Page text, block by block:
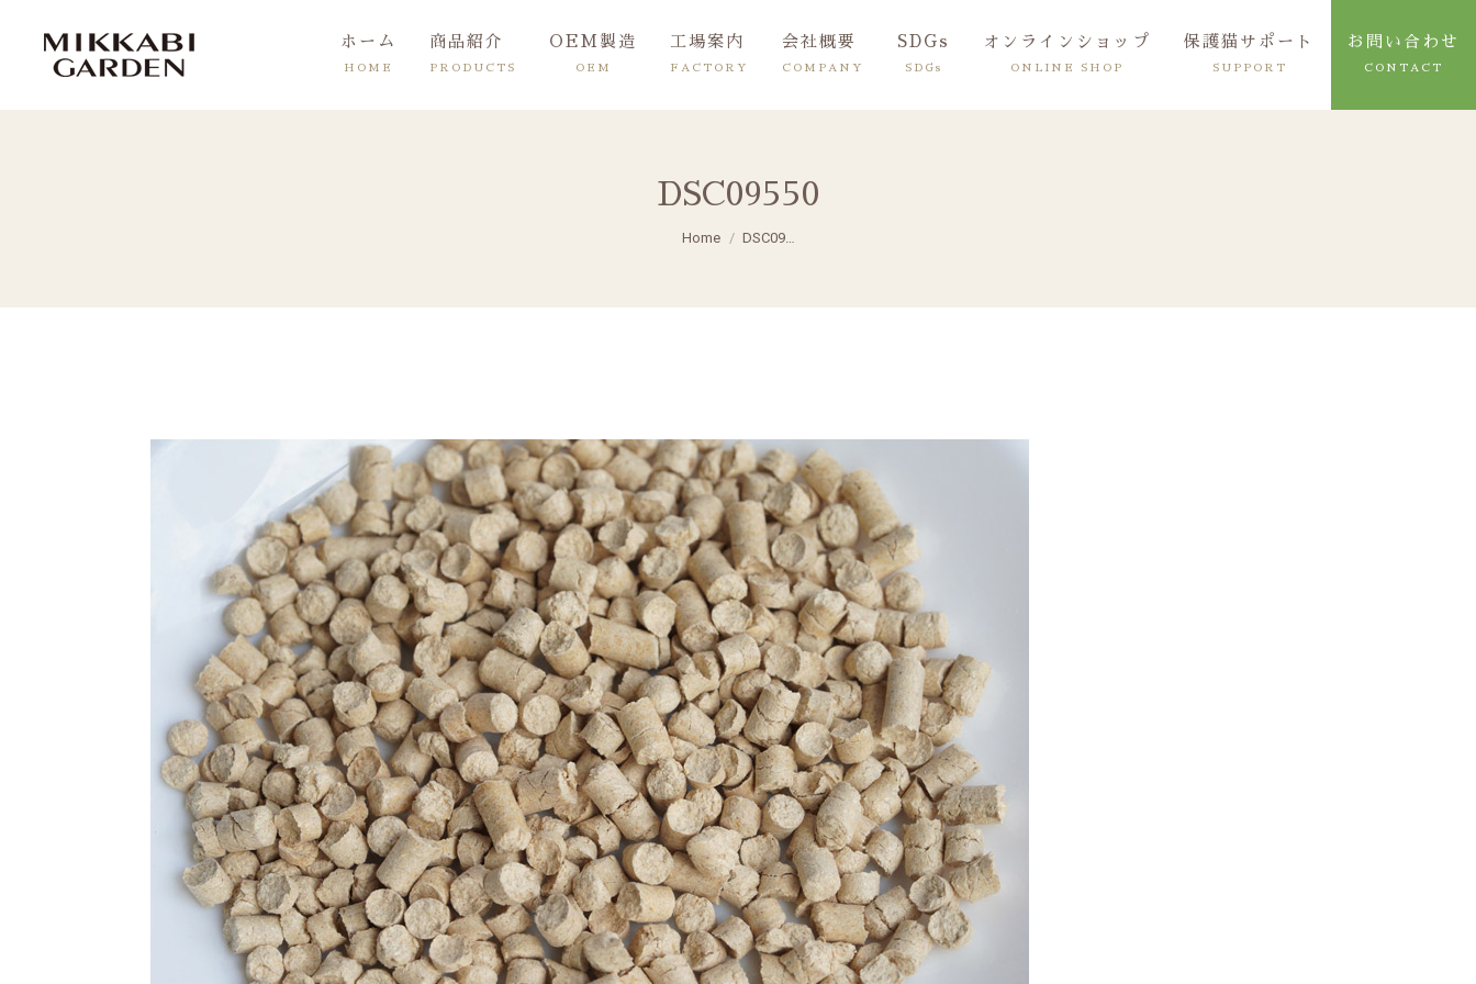
ホーム
HOME
商品紹介
PRODUCTS
OEM製造
OEM
工場案内
FACTORY
会社概要
COMPANY
SDGs
SDGs
オンラインショップ
ONLINE SHOP
保護猫サポート
SUPPORT
お問い合わせ
CONTACT
DSC09550
You are here:
Home DSC09…